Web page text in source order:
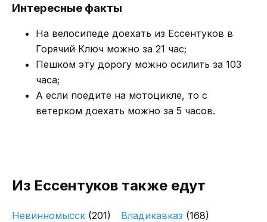
Интересные факты
На велосипеде доехать из Ессентуков в
Горячий Ключ можно за 21 час;
Пешком эту дорогу можно осилить за 103
часа;
А если поедите на мотоцикле, то с
ветерком доехать можно за 5 часов.
Из Ессентуков также едут
Невинномысск (201) Владикавказ (168)